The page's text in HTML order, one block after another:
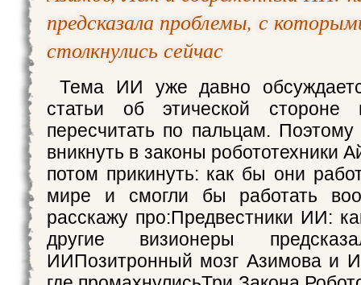
предсказала проблемы, с
столкнулись сейчас
Тема ИИ уже давно
статьи об этической стороне
пересчитать по пальцам.
вникнуть в законы робототехники
потом прикинуть: как бы они
мире и смогли бы работать
расскажу про:Предвестники ИИ:
другие визионеры
ИИПозитронный мозг Азимова и